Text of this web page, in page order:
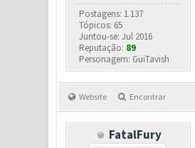
Postagens: 1.137
Tópicos: 65
Juntou-se: Jul 2016
Reputação: 89
Personagem: GuiTavish
Website Encontrar
FatalFury